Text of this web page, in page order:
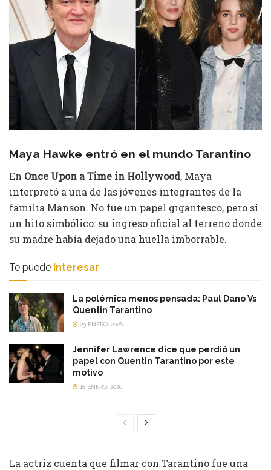
Maya Hawke entró en el mundo Tarantino
En Once Upon a Time in Hollywood, Maya
interpretó a una de las jóvenes integrantes de la
familia Manson. No fue un papel gigantesco, pero sí
un hito simbólico: su ingreso oficial al terreno donde
su madre había dejado una huella imborrable.
Te puede interesar
La polémica menos pensada: Paul Dano Vs
Quentin Tarantino
29 ENERO, 2026
Jennifer Lawrence dice que perdió un
papel con Quentin Tarantino por este
motivo
18 ENERO, 2026
La actriz cuenta que filmar con Tarantino fue una